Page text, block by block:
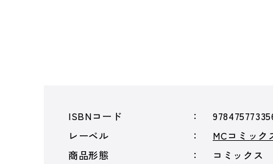
ISBNコード
レーベル
MCコミック
商品形態
コミックス